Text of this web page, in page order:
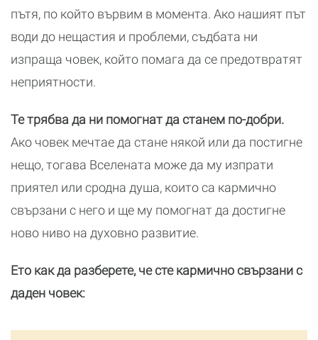
пътя, по който вървим в момента. Ако нашият път
води до нещастия и проблеми, съдбата ни
изпраща човек, който помага да се предотвратят
неприятности.
Те трябва да ни помогнат да станем по-добри.
Ако човек мечтае да стане някой или да постигне
нещо, тогава Вселената може да му изпрати
приятел или сродна душа, които са кармично
свързани с него и ще му помогнат да достигне
ново ниво на духовно развитие.
Ето как да разберете, че сте кармично свързани с
даден човек: